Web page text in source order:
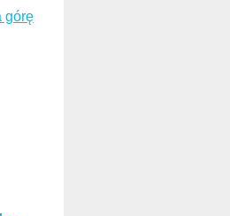
górę